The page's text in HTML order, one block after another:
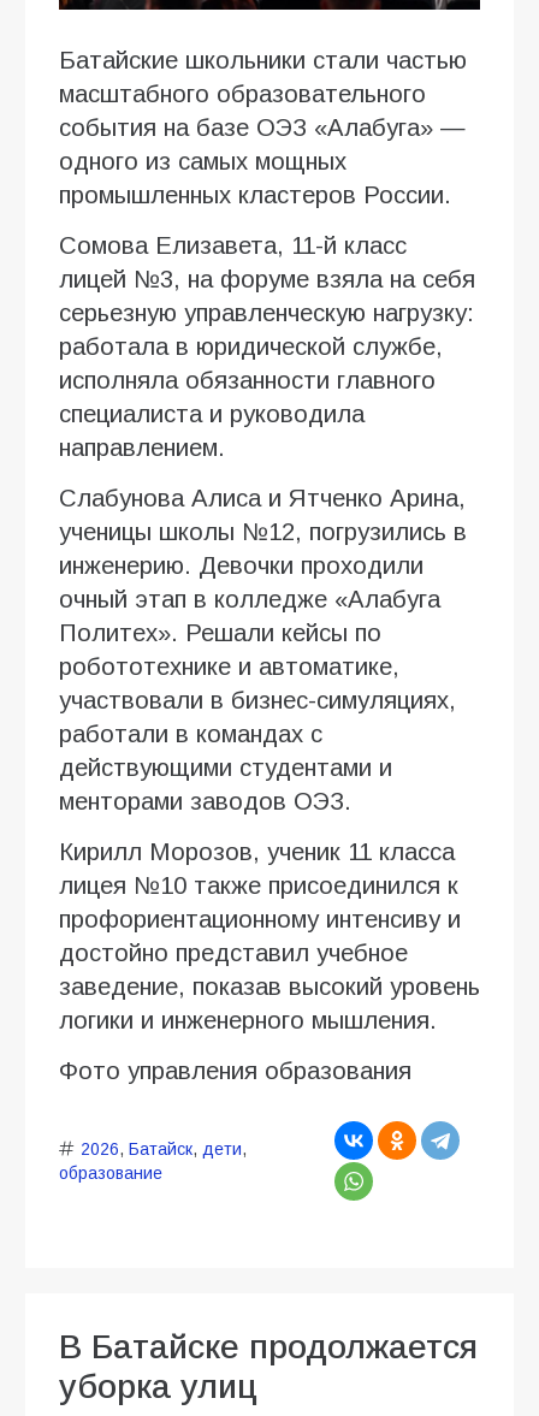
Батайские школьники стали частью
масштабного образовательного
события на базе ОЭЗ «Алабуга» —
одного из самых мощных
промышленных кластеров России.
Сомова Елизавета, 11-й класс
лицей №3, на форуме взяла на себя
серьезную управленческую нагрузку:
работала в юридической службе,
исполняла обязанности главного
специалиста и руководила
направлением.
Слабунова Алиса и Ятченко Арина,
ученицы школы №12, погрузились в
инженерию. Девочки проходили
очный этап в колледже «Алабуга
Политех». Решали кейсы по
робототехнике и автоматике,
участвовали в бизнес-симуляциях,
работали в командах с
действующими студентами и
менторами заводов ОЭЗ.
Кирилл Морозов, ученик 11 класса
лицея №10 также присоединился к
профориентационному интенсиву и
достойно представил учебное
заведение, показав высокий уровень
логики и инженерного мышления.
Фото управления образования
2026, Батайск, дети,
образование
В Батайске продолжается
уборка улиц